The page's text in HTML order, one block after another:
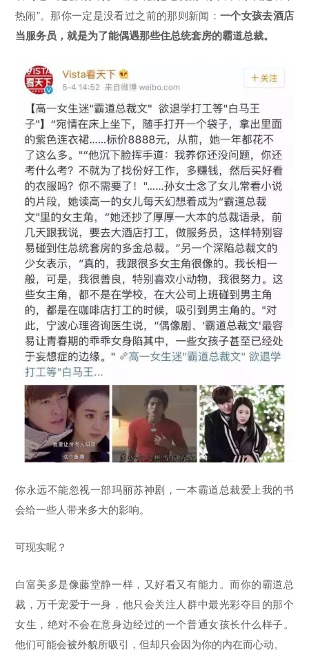
热闹”。那你一定是没看过之前的那则新闻： 一个女孩去酒店
当服务员，就是为了能偶遇那些住总统套房的霸道总裁。
你永远不能忽视一部玛丽苏神剧，一本霸道总裁爱上我的书
会给一些人带来多大的影响。
可现实呢？
白富美多是像藤堂静一样，又好看又有能力。而你的霸道总
裁，万千宠爱于一身，他只会关注人群中最光彩夺目的那个
女生，绝对不会在意身边经过的一个普通女孩长什么样子。
他们可能会被外貌所吸引，但却只会因为你的内在而心动。